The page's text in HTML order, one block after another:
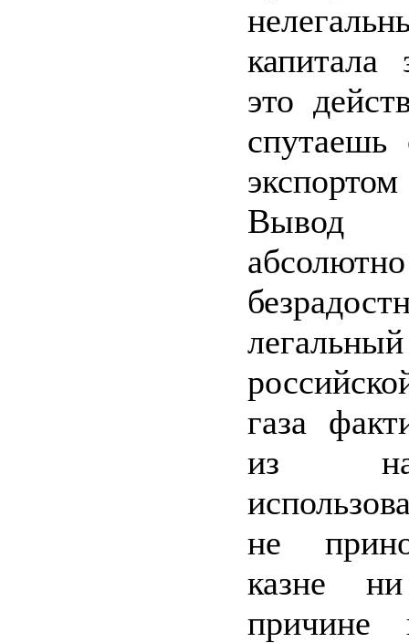
это
спутаешь
Вывод
абсолютно
газа
из
не
казне
причине